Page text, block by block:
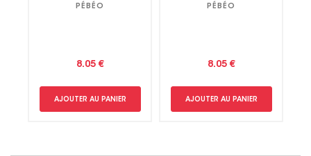
PÉBÉO
8.05 €
AJOUTER AU PANIER
PÉBÉO
8.05 €
AJOUTER AU PANIER